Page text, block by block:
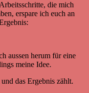
die mich
erspare ich euch an
aussen herum für eine
meine Idee.
das Ergebnis zählt.